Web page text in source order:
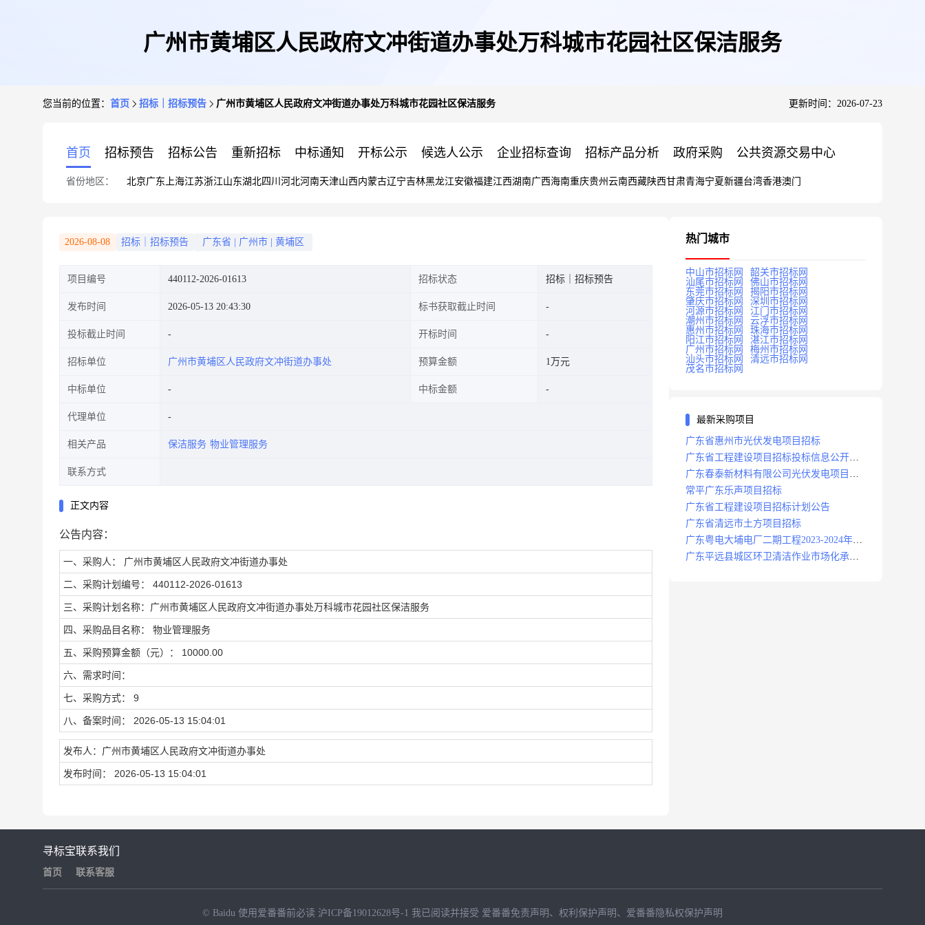
广州市黄埔区人民政府文冲街道办事处万科城市花园社区保洁服务
您当前的位置： 首页 招标｜招标预告 广州市黄埔区人民政府文冲街道办事处万科城市花园社区保洁服务 更新时间：2026-07-23
首页 招标预告 招标公告 重新招标 中标通知 开标公示 候选人公示 企业招标查询 招标产品分析 政府采购 公共资源交易中心
省份地区： 北京广东 上海江苏浙江山东湖北四川 河北河南天津山西内蒙古辽宁吉林黑龙江安徽福建江西湖南广西海南重庆贵州 云南西藏陕西甘肃青海宁夏新疆台湾香港澳门
2026-08-08 招标｜招标预告 广东省 广州市 黄埔区
项目编号 440112-2026-01613 招标状态 招标｜招标预告
发布时间 2026-05-13 20:43:30 标书获取截止时间
投标截止时间 开标时间
招标单位 广州市黄埔区人民政府文冲街道办事处 预算金额 1万元
中标单位 中标金额
代理单位
相关产品 保洁服务 物业管理服务
联系方式
正文内容
公告内容：
一、采购人： 广州市黄埔区人民政府文冲街道办事处
二、采购计划编号： 440112-2026-01613
三、采购计划名称：广州市黄埔区人民政府文冲街道办事处万科城市花园社区保洁服务
四、采购品目名称： 物业管理服务
五、采购预算金额（元）： 10000.00
六、需求时间：
七、采购方式： 9
八、备案时间： 2026-05-13 15:04:01
发布人：广州市黄埔区人民政府文冲街道办事处
发布时间： 2026-05-13 15:04:01
热门城市
中山市招标网
韶关市招标网
汕尾市招标网
佛山市招标网
东莞市招标网
揭阳市招标网
肇庆市招标网
深圳市招标网
河源市招标网
江门市招标网
潮州市招标网
云浮市招标网
惠州市招标网
珠海市招标网
阳江市招标网
湛江市招标网
广州市招标网
梅州市招标网
汕头市招标网
清远市招标网
茂名市招标网
最新采购项目
广东省惠州市光伏发电项目招标
广东省工程建设项目招标投标信息公开目
录
广东春泰新材料有限公司光伏发电项目招
标
常平广东乐声项目招标
广东省工程建设项目招标计划公告
广东省清远市土方项目招标
广东粤电大埔电厂二期工程2023-2024年度
安保服务项目招标公告
广东平远县城区环卫清洁作业市场化承包
寻标宝
首页
联系我们
联系客服
© Baidu 使用爱番番前必读 沪ICP备19012628号-1 我已阅读并接受 爱番番免责声明 、 权利保护声明 、 爱番番隐私权保护声明